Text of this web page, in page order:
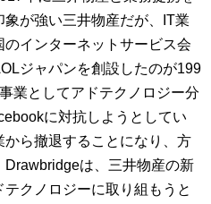
が強い三井物産だが、IT業
インターネットサービス会
ジャパンを創設したのが199
業としてアドテクノロジー分
に対抗しようとしてい
ら撤退することになり、方
は、三井物産の新
クノロジーに取り組もうと